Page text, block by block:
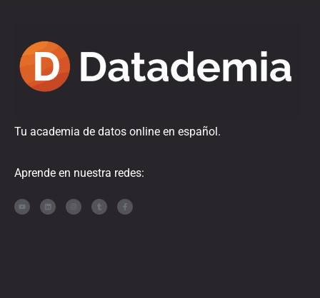
Tu academia de datos online en español.
Aprende en nuestra redes: